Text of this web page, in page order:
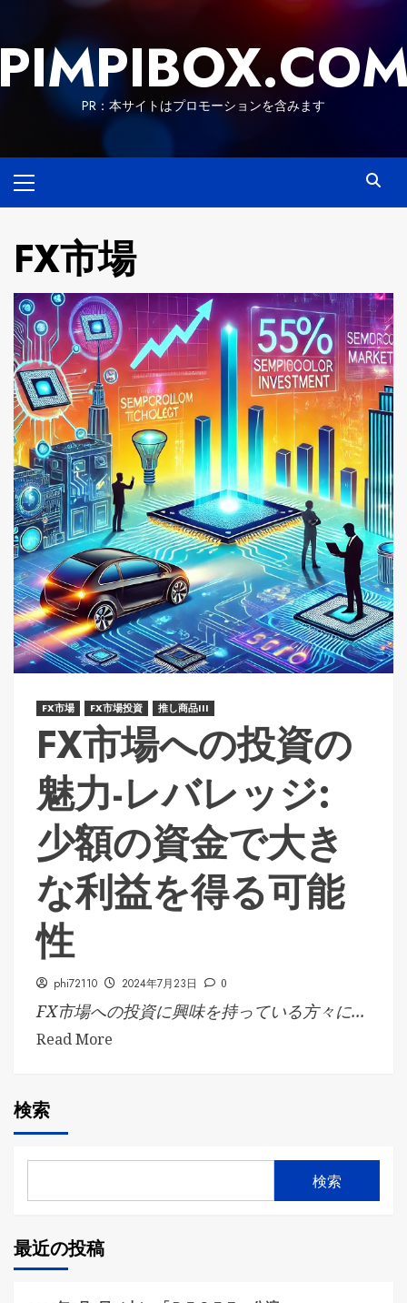
content
PR：本サイトはプロモーションを含みます
Menu
FX市場
FX市場 FX市場投資 推し商品III
FX市場への投資の
魅力-レバレッジ:
少額の資金で大き
な利益を得る可能
性
phi72110 2024年7月23日 0
FX市場への投資に興味を持っている方々に...
Read More
検索
検索
最近の投稿